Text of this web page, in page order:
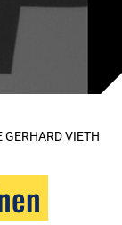
GERHARD VIETH